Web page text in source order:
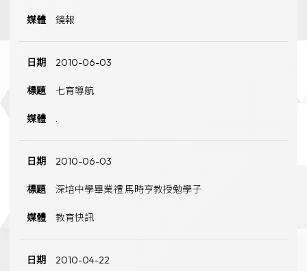
鏡報
2010-06-03
七育導航
.
2010-06-03
深培中學畢業禮 馬時亨教授勉學子
教育快訊
2010-04-22